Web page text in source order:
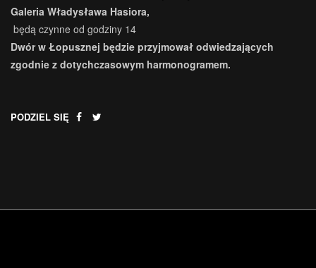
Galeria Władysława Hasiora,
będą czynne od godziny 14
Dwór w Łopusznej będzie przyjmował odwiedzających
zgodnie z dotychczasowym harmonogramem.
PODZIEL SIĘ